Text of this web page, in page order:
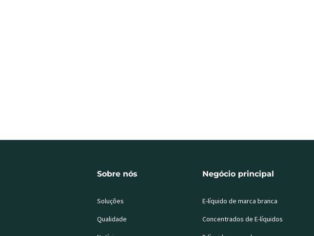
Sobre nós
Soluções
Qualidade
Negócio principal
E-líquido de marca branca
Concentrados de E-líquidos